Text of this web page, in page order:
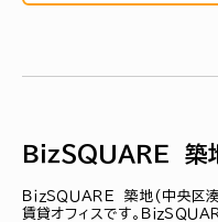
ＢｉｚＳＱＵＡＲＥ 築
ＢｉｚＳＱＵＡＲＥ 築地(中
賃貸オフィスです。ＢｉｚＳＱ